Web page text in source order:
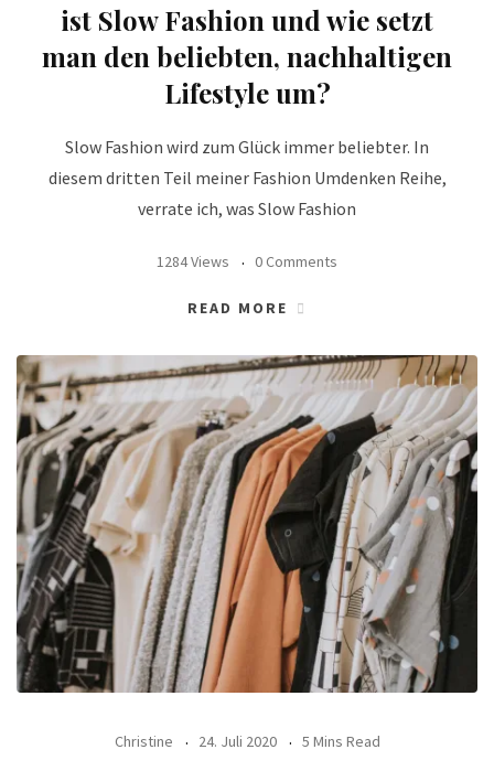
ist Slow Fashion und wie setzt
man den beliebten, nachhaltigen
Lifestyle um?
Slow Fashion wird zum Glück immer beliebter. In
diesem dritten Teil meiner Fashion Umdenken Reihe,
verrate ich, was Slow Fashion
1284 Views 0 Comments
READ MORE
Christine 24. Juli 2020 5 Mins Read